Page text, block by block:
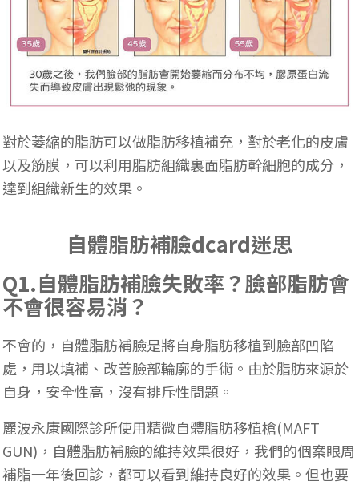
對於萎縮的脂肪可以做脂肪移植補充，對於老化的皮膚
以及筋膜，可以利用脂肪組織裏面脂肪幹細胞的成分，
達到組織新生的效果。
自體脂肪補臉dcard迷思
Q1.自體脂肪補臉失敗率？臉部脂肪會
不會很容易消？
不會的，自體脂肪補臉是將自身脂肪移植到臉部凹陷
處，用以填補、改善臉部輪廓的手術。由於脂肪來源於
自身，安全性高，沒有排斥性問題。
麗波永康國際診所使用精微自體脂肪移植槍(MAFT
GUN)，自體脂肪補臉的維持效果很好，我們的個案眼周
補脂一年後回診，都可以看到維持良好的效果。但也要